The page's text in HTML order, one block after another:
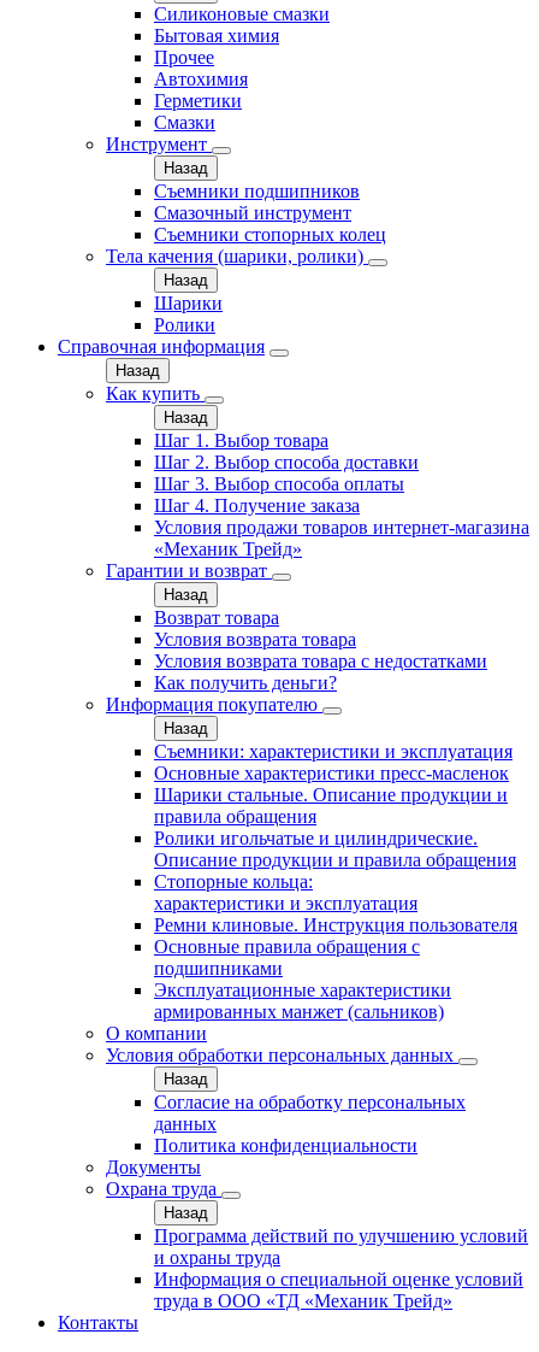
Силиконовые смазки
Бытовая химия
Прочее
Автохимия
Герметики
Смазки
Инструмент
Назад
Съемники подшипников
Смазочный инструмент
Съемники стопорных колец
Тела качения (шарики, ролики)
Назад
Шарики
Ролики
Справочная информация
Назад
Как купить
Назад
Шаг 1. Выбор товара
Шаг 2. Выбор способа доставки
Шаг 3. Выбор способа оплаты
Шаг 4. Получение заказа
Условия продажи товаров интернет-магазина
«Механик Трейд»
Гарантии и возврат
Назад
Возврат товара
Условия возврата товара
Условия возврата товара с недостатками
Как получить деньги?
Информация покупателю
Назад
Съемники: характеристики и эксплуатация
Основные характеристики пресс‑масленок
Шарики стальные. Описание продукции и
правила обращения
Ролики игольчатые и цилиндрические.
Описание продукции и правила обращения
Стопорные кольца:
характеристики и эксплуатация
Ремни клиновые. Инструкция пользователя
Основные правила обращения с
подшипниками
Эксплуатационные характеристики
армированных манжет (сальников)
О компании
Условия обработки персональных данных
Назад
Согласие на обработку персональных
данных
Политика конфиденциальности
Документы
Охрана труда
Назад
Программа действий по улучшению условий
и охраны труда
Информация о специальной оценке условий
труда в ООО «ТД «Механик Трейд»
Контакты